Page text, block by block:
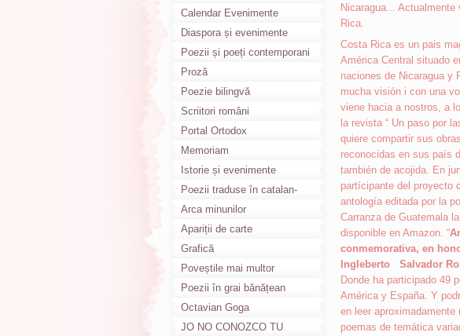
Nicaragua... Actualmente
Rica.
Costa Rica es un pais
América Central situado
naciones de Nicaragua y
mucha visión i con una
viene hacia a nostros, a
la revista “ Un paso por
quiere compartir sus
reconocidas en sus país
también de acojida. En
partícipante del proyecto
antología editada por la
Carranza de Guatemala
disponible en Amazon. “
conmemorativa, en
Ingleberto Salvador
Donde ha participado 49
América y España. Y
en leer aproximadamente
poemas de temática
Calendar Evenimente
Diaspora și evenimente
culturale
Poezii și poeți contemporani
Proză
Poezie bilingvă
Scriitori români
Portal Ortodox
Memoriam
Istorie și evenimente
Poezii traduse în catalan-
Poemas en català
Arca minunilor
Apariții de carte
Grafică
Poveștile mai multor
anotimpuri
Poezii în grai bănățean
Octavian Goga
JO NO CONOZCO TU